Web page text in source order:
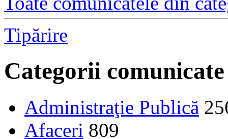
Tipărire
Categorii comunicate
Administraţie Publică
Afaceri 809